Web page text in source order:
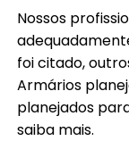
Nossos
foi citado,
Armários
planejados
saiba mais.